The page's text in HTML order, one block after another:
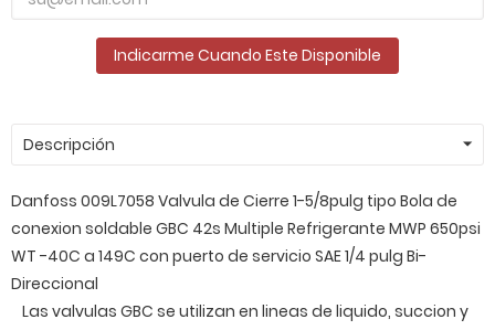
Indicarme Cuando Este Disponible
Descripción
Danfoss 009L7058 Valvula de Cierre 1-5/8pulg tipo Bola de
conexion soldable GBC 42s Multiple Refrigerante MWP 650psi
WT -40C a 149C con puerto de servicio SAE 1/4 pulg Bi-
Direccional
Las valvulas GBC se utilizan en lineas de liquido, succion y